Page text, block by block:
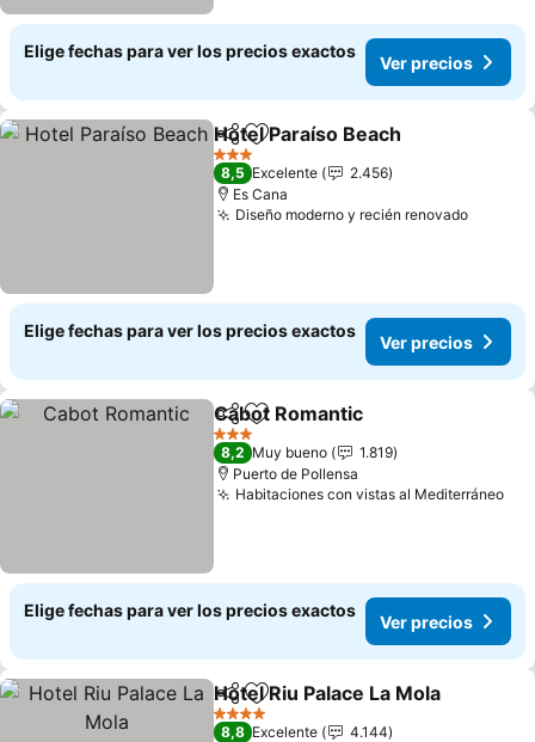
Elige fechas para ver los precios exactos
Ver precios
CompartirAgregar a favoritos
Hotel Paraíso Beach
3 Estrellas
8,5 Excelente
2.456
Es Cana
Diseño moderno y recién renovado
Elige fechas para ver los precios exactos
Ver precios
CompartirAgregar a favoritos
Cabot Romantic
3 Estrellas
8,2 Muy bueno
1.819
Puerto de Pollensa
Habitaciones con vistas al Mediterráneo
Elige fechas para ver los precios exactos
Ver precios
CompartirAgregar a favoritos
Hotel Riu Palace La Mola
4 Estrellas
8,8 Excelente
4.144